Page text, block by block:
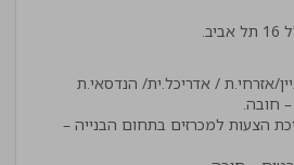
אזרחי.ת / אדריכל.ית/ הנדסאי.ת
הצעות למכרזים בתחום הבנייה –